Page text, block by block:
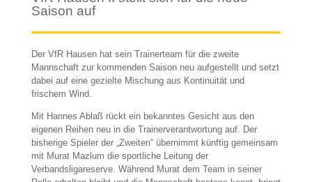
Saison auf
Der VfR Hausen hat sein Trainerteam für die zweite
Mannschaft zur kommenden Saison neu aufgestellt und setzt
dabei auf eine gezielte Mischung aus Kontinuität und
frischem Wind.
Mit Hannes Ablaß rückt ein bekanntes Gesicht aus den
eigenen Reihen neu in die Trainerverantwortung auf. Der
bisherige Spieler der „Zweiten“ übernimmt künftig gemeinsam
mit Murat Mazlum die sportliche Leitung der
Verbandsligareserve. Während Murat dem Team in seiner